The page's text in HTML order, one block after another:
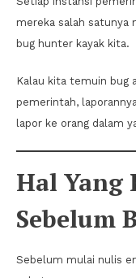
mereka salah satunya
bug hunter kayak kita.
Kalau kita temuin bug
pemerintah,
lapor ke orang dalam
Hal Yang
Sebelum
Sebelum mulai nulis